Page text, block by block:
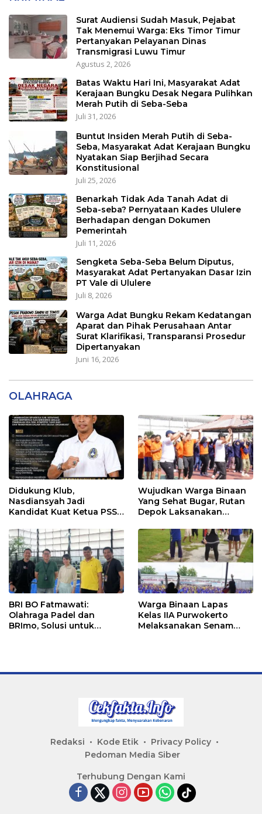
Surat Audiensi Sudah Masuk, Pejabat
Tak Menemui Warga: Eks Timor Timur
Pertanyakan Pelayanan Dinas
Transmigrasi Luwu Timur
Agustus 2, 2026
Batas Waktu Hari Ini, Masyarakat Adat
Kerajaan Bungku Desak Negara Pulihkan
Merah Putih di Seba-Seba
Juli 31, 2026
Buntut Insiden Merah Putih di Seba-
Seba, Masyarakat Adat Kerajaan Bungku
Nyatakan Siap Berjihad Secara
Konstitusional
Juli 25, 2026
Benarkah Tidak Ada Tanah Adat di
Seba-seba? Pernyataan Kades Ululere
Berhadapan dengan Dokumen
Pemerintah
Juli 11, 2026
Sengketa Seba-Seba Belum Diputus,
Masyarakat Adat Pertanyakan Dasar Izin
PT Vale di Ululere
Juli 8, 2026
Warga Adat Bungku Rekam Kedatangan
Aparat dan Pihak Perusahaan Antar
Surat Klarifikasi, Transparansi Prosedur
Dipertanyakan
Juni 16, 2026
OLAHRAGA
Didukung Klub,
Nasdiansyah Jadi
Kandidat Kuat Ketua PSSI
Wujudkan Warga Binaan
Yang Sehat Bugar, Rutan
Depok Laksanakan
BRI BO Fatmawati:
Olahraga Padel dan
BRImo, Solusi untuk
Warga Binaan Lapas
Kelas IIA Purwokerto
Melaksanakan Senam
Redaksi Kode Etik
Privacy Policy
Pedoman Media Siber
Terhubung Dengan Kami